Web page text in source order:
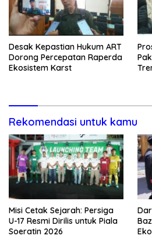
Desak Kepastian Hukum ART
Dorong Percepatan Raperda
Ekosistem Karst
Rekomendasi untuk kamu
Misi Cetak Sejarah: Persiga
U-17 Resmi Dirilis untuk Piala
Soeratin 2026